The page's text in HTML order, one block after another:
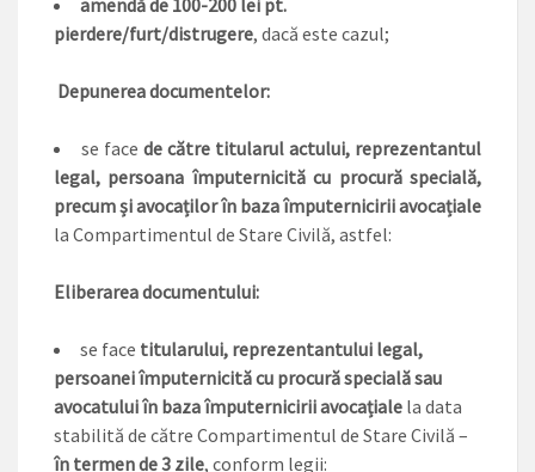
amendă de 100-200 lei pt.
pierdere/furt/distrugere, dacă este cazul;
Depunerea documentelor:
se face de către titularul actului, reprezentantul
legal, persoana împuternicită cu procură specială,
precum și avocaților în baza împuternicirii avocațiale
la Compartimentul de Stare Civilă, astfel:
Eliberarea documentului:
se face titularului, reprezentantului legal,
persoanei împuternicită cu procură specială sau
avocatului în baza împuternicirii avocațiale la data
stabilită de către Compartimentul de Stare Civilă –
în termen de 3 zile, conform legii: